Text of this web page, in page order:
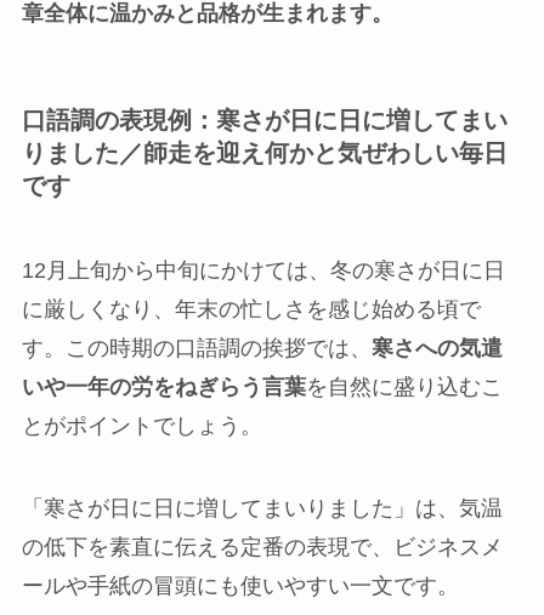
章全体に温かみと品格が生まれます。
口語調の表現例：寒さが日に日に増してまい
りました／師走を迎え何かと気ぜわしい毎日
です
12月上旬から中旬にかけては、冬の寒さが日に日
に厳しくなり、年末の忙しさを感じ始める頃で
す。この時期の口語調の挨拶では、 寒さへの気遣
いや一年の労をねぎらう言葉を自然に盛り込むこ
とがポイントでしょう。
「寒さが日に日に増してまいりました」は、気温
の低下を素直に伝える定番の表現で、ビジネスメ
ールや手紙の冒頭にも使いやすい一文です。